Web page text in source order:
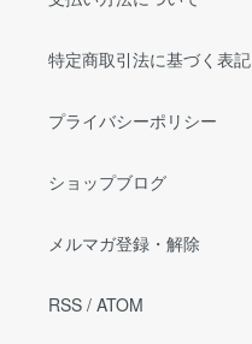
特定商取引法に基づく表記
プライバシーポリシー
ショップブログ
メルマガ登録・解除
RSS / ATOM